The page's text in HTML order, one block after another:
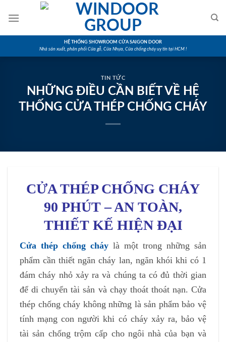
HỆ THỐNG SHOWROOM CỬA SAIGON DOOR
Nhà sản xuất, phân phối Cửa gỗ, Cửa Nhựa, Cửa chống cháy uy tín tại HCM !
TIN TỨC
NHỮNG ĐIỀU CẦN BIẾT VỀ HỆ
THỐNG CỬA THÉP CHỐNG CHÁY
CỬA THÉP CHỐNG CHÁY
90 PHÚT – AN TOÀN,
THIẾT KẾ HIỆN ĐẠI
Cửa thép chống cháy là một trong những sản
phẩm cần thiết ngăn cháy lan, ngăn khói khi có 1
đám cháy nhỏ xảy ra và chúng ta có đủ thời gian
để di chuyển tài sản và chạy thoát thoát nạn. Cửa
thép chống cháy không những là sản phẩm bảo vệ
tính mạng con người khi có cháy xảy ra, bảo vệ
tài sản chống trộm cấp cho ngôi nhà của bạn và